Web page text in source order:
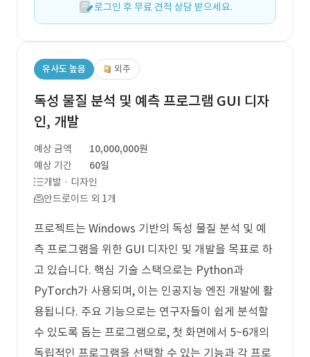
로그인 후 무료 견적 상담 받으세요.
유사도 높음 외주
독성 물질 분석 및 예측 프로그램 GUI 디자
인, 개발
예상 금액
10,000,000원
예상 기간
60일
개발 · 디자인
안드로이드 외 1개
프로젝트는 Windows 기반의 독성 물질 분석 및 예
측 프로그램을 위한 GUI 디자인 및 개발을 목표로 하
고 있습니다. 핵심 기술 스택으로는 Python과
PyTorch가 사용되며, 이는 인공지능 엔진 개발에 활
용됩니다. 주요 기능으로는 연구자들이 쉽게 분석할
수 있도록 돕는 프로그램으로, 첫 화면에서 5~6개의
독립적인 프로그램을 선택할 수 있는 기능과 각 프로